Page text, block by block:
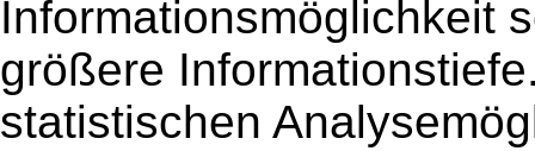
Informationsmöglichkeit
größere
statistischen